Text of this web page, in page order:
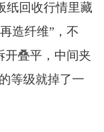
纸回收行情里藏
造纤维”，不
开叠平，中间夹
等级就掉了一